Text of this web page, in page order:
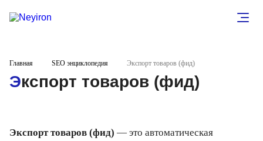
Главная SEO энциклопедия Экспорт товаров (фид)
Экспорт товаров (фид)
Экспорт товаров (фид) — это автоматическая